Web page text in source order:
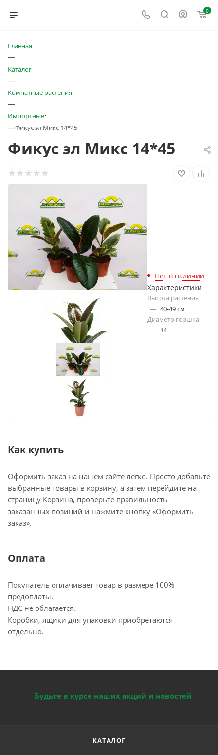
0
Главная
—
Каталог
—
Комнатные растения
—
Импортные
—Фикус эл Микс 14*45
Фикус эл Микс 14*45
Нет в наличии
Характеристики
Высота растения
— 40-49 см
Диаметр горшка
— 14
Как купить
Оформить заказ на нашем сайте легко. Просто добавьте
выбранные товары в корзину, а затем перейдите на
страницу Корзина, проверьте правильность
заказанных позиций и нажмите кнопку «Оформить
заказ».
Оплата
Покупатель оплачивает товар в размере 100%
предоплаты.
НДС не облагается.
Коробки, ящики для упаковки приобретаются
отдельно.
Будьте в курсе наших акций и новостей
КАТАЛОГ